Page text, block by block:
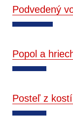
Podvedený
Popol a
Posteľ z